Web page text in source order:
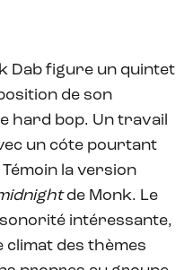
Dab figure un quintet
de son
hard bop. Un travail
un cóte pourtant
la version
de Monk. Le
intéressante,
climat des thèmes